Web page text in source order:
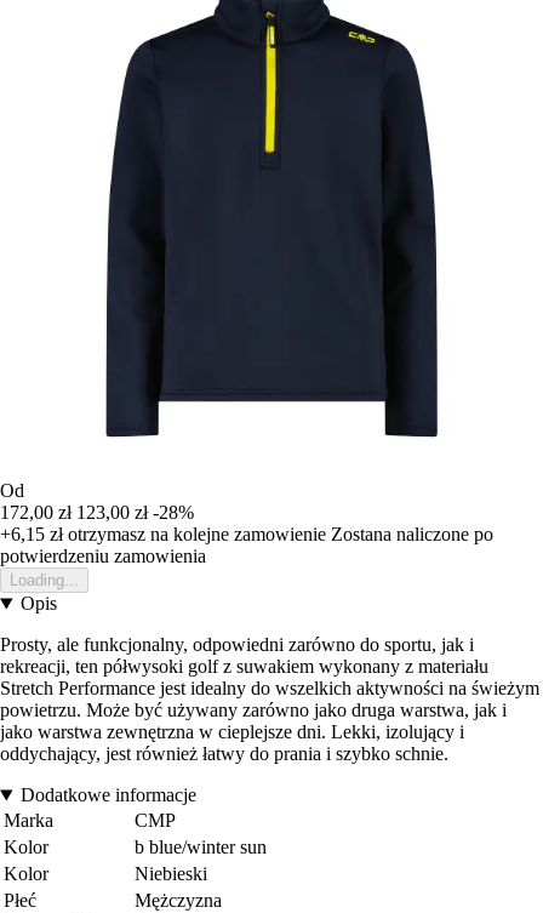
Od
172,00 zł 123,00 zł -28%
+6,15 złotrzymasz na kolejne zamowienie Zostana naliczone po
potwierdzeniu zamowienia
Loading...
Opis
Prosty, ale funkcjonalny, odpowiedni zarówno do sportu, jak i
rekreacji, ten półwysoki golf z suwakiem wykonany z materiału
Stretch Performance jest idealny do wszelkich aktywności na świeżym
powietrzu. Może być używany zarówno jako druga warstwa, jak i
jako warstwa zewnętrzna w cieplejsze dni. Lekki, izolujący i
oddychający, jest również łatwy do prania i szybko schnie.
Dodatkowe informacje
Marka
CMP
Kolor
b blue/winter sun
Kolor
Niebieski
Płeć
Mężczyzna